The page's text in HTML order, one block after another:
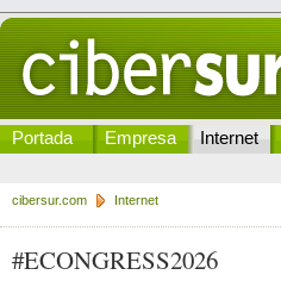
Portada Empresa Internet
cibersur.com Internet
#ECONGRESS2026